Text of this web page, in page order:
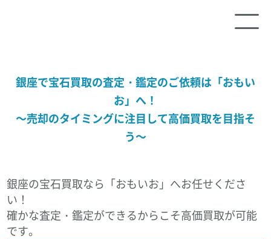
銀座で宝石買取の査定・鑑定のご依頼は「おもい
お」へ！
～売却のタイミングに注目して高価買取を目指そ
う～
銀座の宝石買取なら「おもいお」へお任せくださ
い！
確かな査定・鑑定ができるからこそ高価買取が可能
です。